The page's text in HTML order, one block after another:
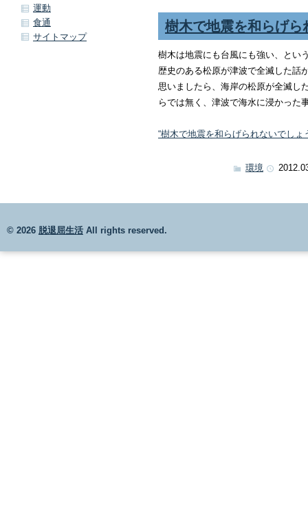
樹木で地震を和らげら
樹木は地震にも台風にも強い、とい
歴史のある松原が津波で全滅した話
思いましたら、海岸の松原が全滅し
らでは無く、津波で海水に浸かった
“樹木で地震を和らげられないでしょ
環境
運動
食通
サイトマップ
© 2026 脱退屈生活 All rights reserved.